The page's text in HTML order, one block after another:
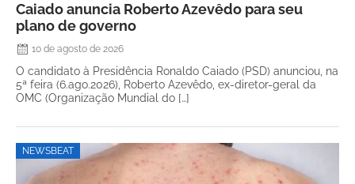
Caiado anuncia Roberto Azevêdo para seu
plano de governo
10 de agosto de 2026
O candidato à Presidência Ronaldo Caiado (PSD) anunciou, na
5ª feira (6.ago.2026), Roberto Azevêdo, ex-diretor-geral da
OMC (Organização Mundial do […]
NEWSBEAT